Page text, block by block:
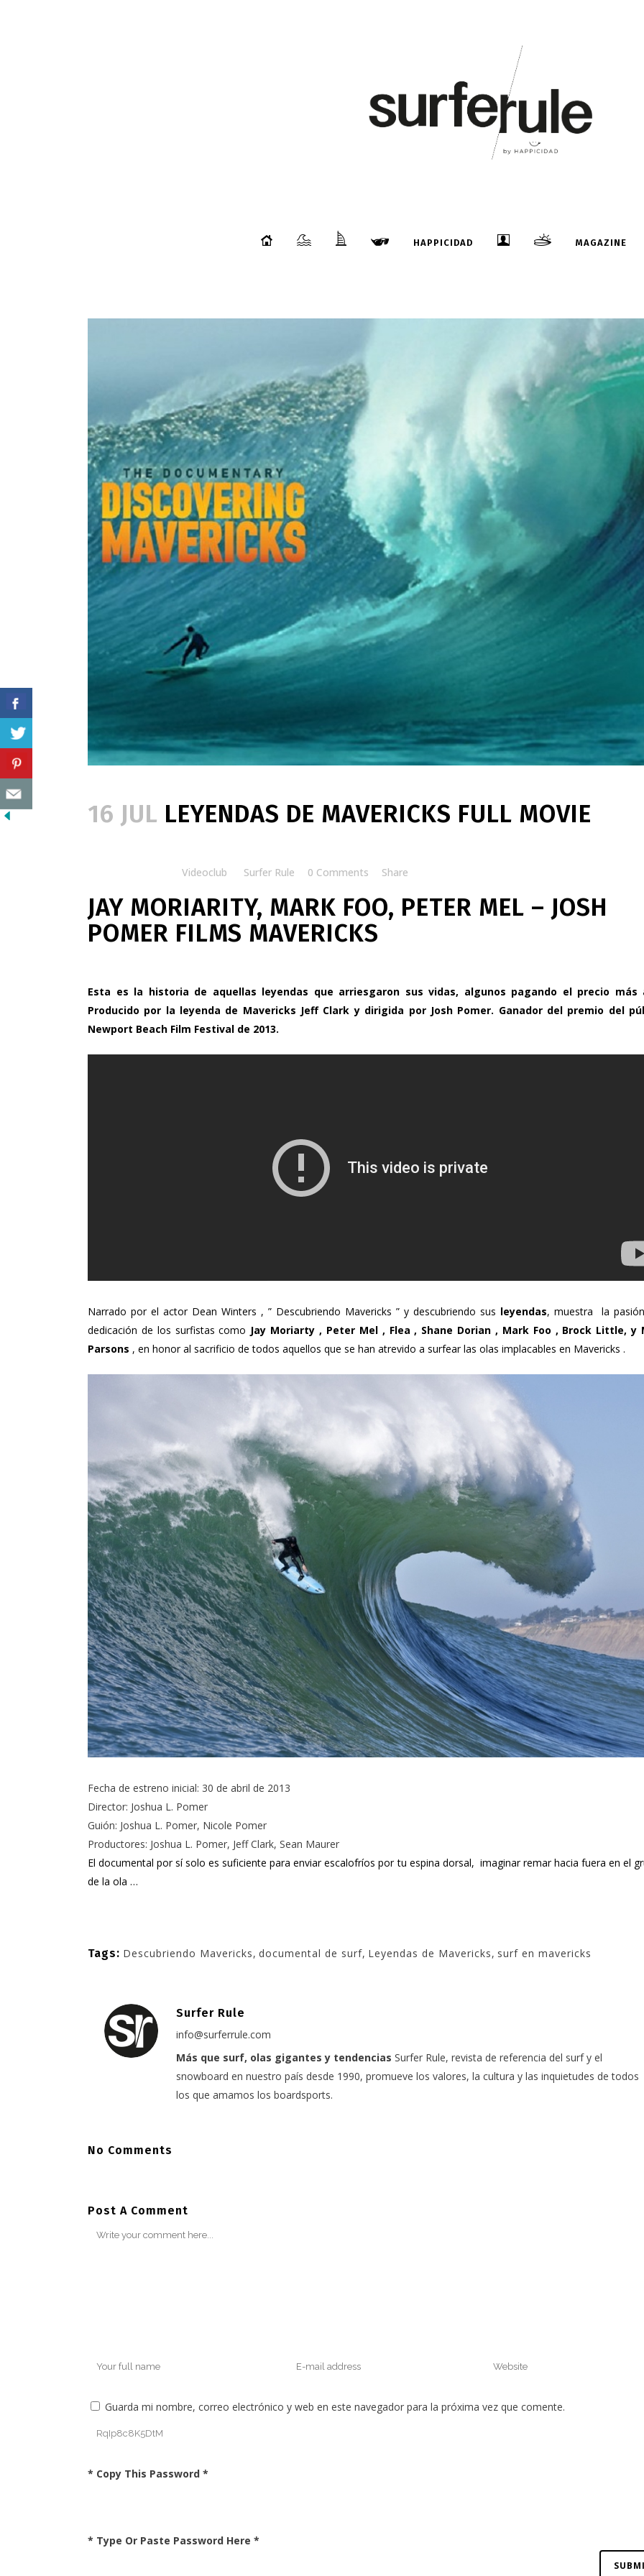
HAPPICIDAD MAGAZINE
16 JUL LEYENDAS DE MAVERICKS FULL MOVIE
Videoclub Surfer Rule 0 Comments Share
JAY MORIARITY, MARK FOO, PETER MEL – JOSH
POMER FILMS MAVERICKS
Esta es la historia de aquellas leyendas que arriesgaron sus vidas, algunos pagando el precio más
Producido por la leyenda de Mavericks Jeff Clark y dirigida por Josh Pomer. Ganador del premio del
Newport Beach Film Festival de 2013.
Narrado por el actor Dean Winters , ” Descubriendo Mavericks ” y descubriendo sus leyendas, muestra la
dedicación de los surfistas como Jay Moriarty , Peter Mel , Flea , Shane Dorian , Mark Foo , Brock Little, y
Parsons , en honor al sacrificio de todos aquellos que se han atrevido a surfear las olas implacables en Mavericks .
Fecha de estreno inicial: 30 de abril de 2013
Director: Joshua L. Pomer
Guión: Joshua L. Pomer, Nicole Pomer
Productores: Joshua L. Pomer, Jeff Clark, Sean Maurer
El documental por sí solo es suficiente para enviar escalofríos por tu espina dorsal, imaginar remar hacia fuera en el
de la ola …
Tags: Descubriendo Mavericks, documental de surf, Leyendas de Mavericks, surf en mavericks
Surfer Rule
info@surferrule.com
Más que surf, olas gigantes y tendencias Surfer Rule, revista de referencia del surf y el
snowboard en nuestro país desde 1990, promueve los valores, la cultura y las inquietudes de todos
los que amamos los boardsports.
No Comments
Post A Comment
Guarda mi nombre, correo electrónico y web en este navegador para la próxima vez que comente.
* Copy This Password *
* Type Or Paste Password Here *